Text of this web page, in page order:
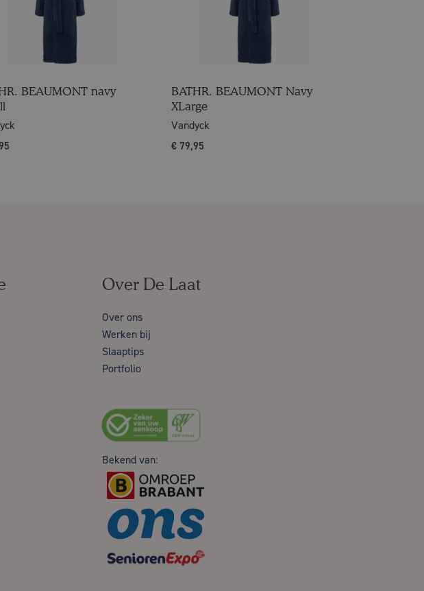
BEAUMONT navy
BATHR. BEAUMONT Navy
XLarge
Vandyck
€ 79,95
Over De Laat
Over ons
Werken bij
Slaaptips
Portfolio
Bekend van: